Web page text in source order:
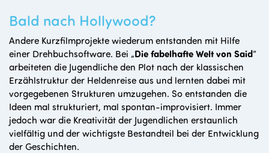
Bald nach Hollywood?
Andere Kurzfilmprojekte wiederum entstanden mit Hilfe
einer Drehbuchsoftware. Bei „Die fabelhafte Welt von Said“
arbeiteten die Jugendliche den Plot nach der klassischen
Erzählstruktur der Heldenreise aus und lernten dabei mit
vorgegebenen Strukturen umzugehen. So entstanden die
Ideen mal strukturiert, mal spontan-improvisiert. Immer
jedoch war die Kreativität der Jugendlichen erstaunlich
vielfältig und der wichtigste Bestandteil bei der Entwicklung
der Geschichten.